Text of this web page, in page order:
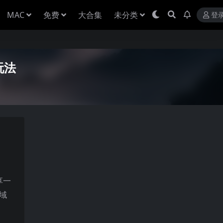
MAC 免费 大合集 未分类 登
法
一